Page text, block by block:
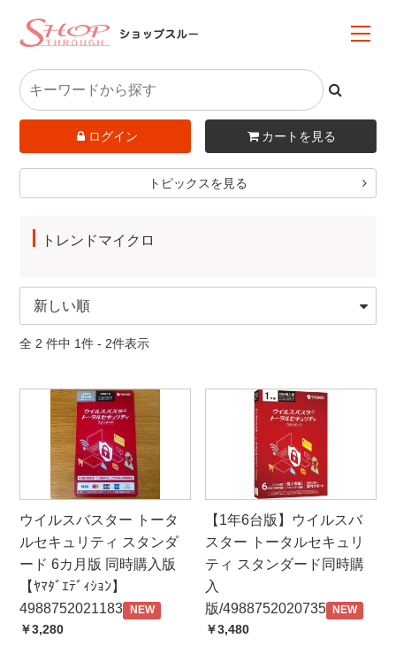
ログイン カートを見る
トピックスを見る
トレンドマイクロ
全 2 件中 1件 - 2件表示
ウイルスバスター トータ
ルセキュリティ スタンダ
ード 6カ月版 同時購入版
【ﾔﾏﾀﾞｴﾃﾞｨｼｮﾝ】
4988752021183
NEW
￥3,280
【1年6台版】ウイルスバ
スター トータルセキュリ
ティ スタンダード同時購
入
版/4988752020735
NEW
￥3,480